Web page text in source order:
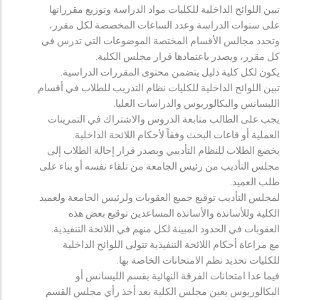
تبين اللوائح الداخلية للكليات مواد الدراسة وتوزيع مقرراتها
على سنوات الدراسة وعدد الساعات المخصصة لكل مقرر،
وتحدد مجالس الأقسام المختصة الموضوعات التي تدرس في
كل مقرر، ويصدر باعتمادها قرار مجلس الكلية.
يكون لكل كلية دليل يتضمن محتوى المقررات الدراسية.
تبين اللوائح الداخلية للكليات نظام التدريب للطلاب في أقسام
الليسانس والبكالوريوس والدراسات العليا.
يجب على الطالب متابعة الدروس والاشتراك في التمرينات
العملية أو قاعات البحث وفقاً لأحكام اللائحة الداخلية.
يخضع الطلاب للنظام التأديبي ويصدر قرار إحالة الطلاب إلى
مجلس التأديب من رئيس الجامعة من تلقاء نفسه أو بناء على
طلب العميد.
لمجلس التأديب توقيع جميع العقوبات ولرئيس الجامعة ولعميد
الكلية وللأساتذة والأساتذة المساعدين توقيع بعض هذه
العقوبات في الحدود المبينة لكل منهم في اللائحة التنفيذية.
مع مراعاة أحكام اللائحة التنفيذية تتولى اللوائح الداخلية
للكليات تحديد نظم الامتحانات الخاصة بها.
فيما عدا امتحانات الفرقة النهائية بقسم الليسانس أو
البكالوريوس يعين مجلس الكلية بعد أخذ رأي مجلس القسم